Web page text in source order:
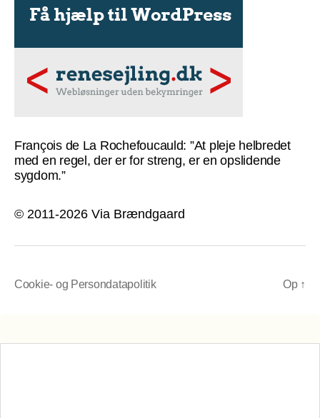
François de La Rochefoucauld: ”At pleje helbredet
med en regel, der er for streng, er en opslidende
sygdom.”
© 2011-2026 Via Brændgaard
Cookie- og Persondatapolitik Op ↑